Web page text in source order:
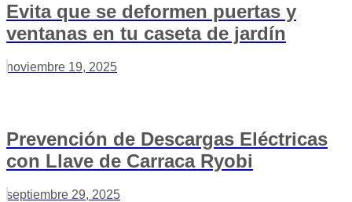
Evita que se deformen puertas y
ventanas en tu caseta de jardín
noviembre 19, 2025
Prevención de Descargas Eléctricas
con Llave de Carraca Ryobi
septiembre 29, 2025